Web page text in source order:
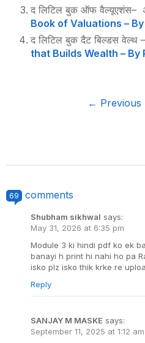
द लिटिल बुक ऑफ वैल्यूएशंस–
Book of Valuations –
द लिटिल बुक दैट बिल्डस वेल्थ –
that Builds Wealth – By
← Previous
69 comments
Shubham sikhwal says:
May 31, 2026 at 6:35 pm
Module 3 ki hindi pdf ko ek
banayi h print hi nahi ho pa
isko plz isko thik krke re
Reply
SANJAY M MASKE says:
September 11, 2025 at 1:12 am